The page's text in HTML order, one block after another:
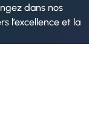
dans nos
l’excellence et la